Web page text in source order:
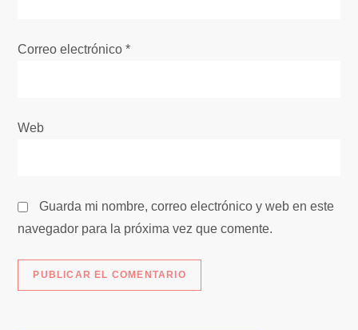
t
a
a
s
Correo electrónico*
Web
Guarda mi nombre, correo electrónico y web en este
navegador para la próxima vez que comente.